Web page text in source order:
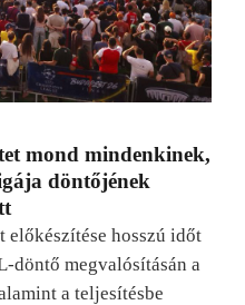
mond mindenkinek,
döntőjének
előkészítése hosszú időt
döntő megvalósításán a
a teljesítésbe